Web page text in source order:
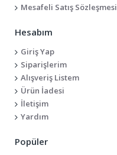
Mesafeli Satış Sözleşmesi
Hesabım
Giriş Yap
Siparişlerim
Alışveriş Listem
Ürün İadesi
İletişim
Yardım
Popüler